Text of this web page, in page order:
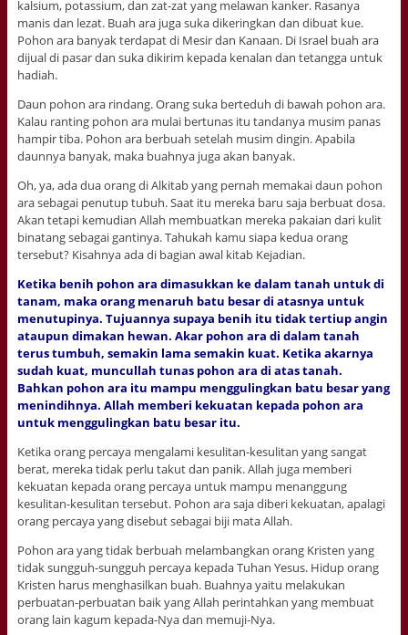
kalsium, potassium, dan zat-zat yang melawan kanker. Rasanya
manis dan lezat. Buah ara juga suka dikeringkan dan dibuat kue.
Pohon ara banyak terdapat di Mesir dan Kanaan. Di Israel buah ara
dijual di pasar dan suka dikirim kepada kenalan dan tetangga untuk
hadiah.
Daun pohon ara rindang. Orang suka berteduh di bawah pohon ara.
Kalau ranting pohon ara mulai bertunas itu tandanya musim panas
hampir tiba. Pohon ara berbuah setelah musim dingin. Apabila
daunnya banyak, maka buahnya juga akan banyak.
Oh, ya, ada dua orang di Alkitab yang pernah memakai daun pohon
ara sebagai penutup tubuh. Saat itu mereka baru saja berbuat dosa.
Akan tetapi kemudian Allah membuatkan mereka pakaian dari kulit
binatang sebagai gantinya. Tahukah kamu siapa kedua orang
tersebut? Kisahnya ada di bagian awal kitab Kejadian.
Ketika benih pohon ara dimasukkan ke dalam tanah untuk di
tanam, maka orang menaruh batu besar di atasnya untuk
menutupinya. Tujuannya supaya benih itu tidak tertiup angin
ataupun dimakan hewan. Akar pohon ara di dalam tanah
terus tumbuh, semakin lama semakin kuat. Ketika akarnya
sudah kuat, muncullah tunas pohon ara di atas tanah.
Bahkan pohon ara itu mampu menggulingkan batu besar yang
menindihnya. Allah memberi kekuatan kepada pohon ara
untuk menggulingkan batu besar itu.
Ketika orang percaya mengalami kesulitan-kesulitan yang sangat
berat, mereka tidak perlu takut dan panik. Allah juga memberi
kekuatan kepada orang percaya untuk mampu menanggung
kesulitan-kesulitan tersebut. Pohon ara saja diberi kekuatan, apalagi
orang percaya yang disebut sebagai biji mata Allah.
Pohon ara yang tidak berbuah melambangkan orang Kristen yang
tidak sungguh-sungguh percaya kepada Tuhan Yesus. Hidup orang
Kristen harus menghasilkan buah. Buahnya yaitu melakukan
perbuatan-perbuatan baik yang Allah perintahkan yang membuat
orang lain kagum kepada-Nya dan memuji-Nya.